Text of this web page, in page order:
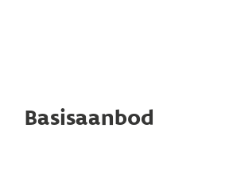
Basisaanbod